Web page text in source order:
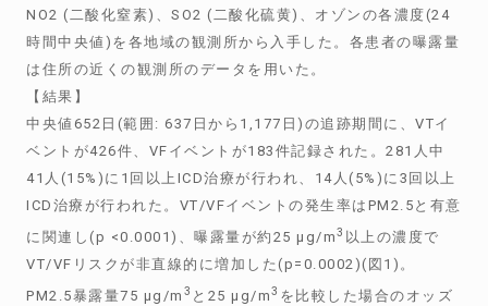
NO2 (二酸化窒素)、SO2 (二酸化硫黄)、オゾンの各濃度(24
時間中央値)を各地域の観測所から入手した。各患者の曝露量
は住所の近くの観測所のデータを用いた。
【結果】
中央値652日(範囲: 637日から1,177日)の追跡期間に、VTイ
ベントが426件、VFイベントが183件記録された。281人中
41人(15%)に1回以上ICD治療が行われ、14人(5%)に3回以上
ICD治療が行われた。VT/VFイベントの発生率はPM2.5と有意
に関連し(p <0.0001)、曝露量が約25 μg/m3 以上の濃度で
VT/VFリスクが非直線的に増加した(p=0.0002)(図1)。
PM2.5暴露量75 μg/m 3 と25 μg/m3 を比較した場合のオッズ